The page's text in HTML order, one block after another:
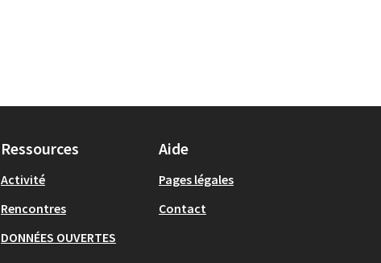
Ressources
Activité
Rencontres
DONNÉES OUVERTES
Aide
Pages légales
Contact